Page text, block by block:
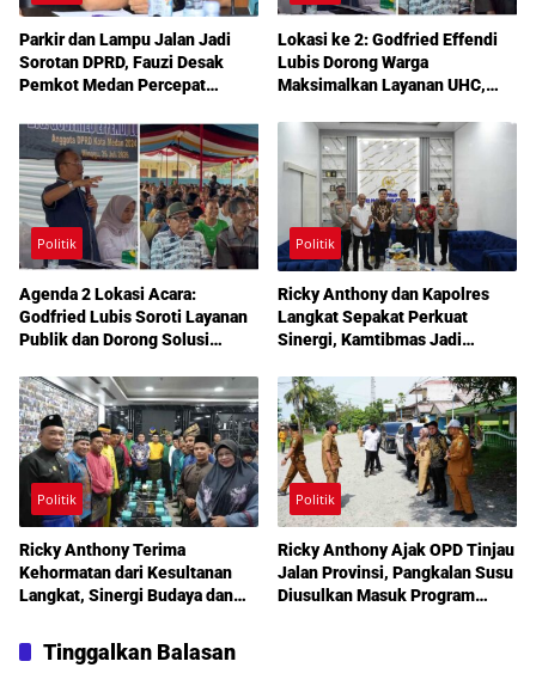
Parkir dan Lampu Jalan Jadi
Sorotan DPRD, Fauzi Desak
Pemkot Medan Percepat
Lokasi ke 2: Godfried Effendi
Lubis Dorong Warga
Maksimalkan Layanan UHC,
Pendidikan Mengemuka dalam
Reses Medan Amplas
Politik
Agenda 2 Lokasi Acara:
Godfried Lubis Soroti Layanan
Publik dan Dorong Solusi
DPRD Medan
Politik
Ricky Anthony dan Kapolres
Langkat Sepakat Perkuat
Sinergi, Kamtibmas Jadi
Politik
Ricky Anthony Terima
Kehormatan dari Kesultanan
Langkat, Sinergi Budaya dan
Diperkuat
Politik
Ricky Anthony Ajak OPD Tinjau
Jalan Provinsi, Pangkalan Susu
Diusulkan Masuk Program
Tinggalkan Balasan